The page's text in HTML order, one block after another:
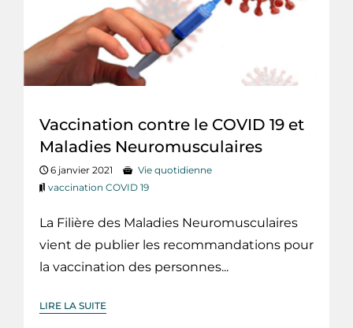
Vaccination contre le COVID 19 et
Maladies Neuromusculaires
6 janvier 2021
Vie quotidienne
vaccination COVID 19
La Filière des Maladies Neuromusculaires
vient de publier les recommandations pour
la vaccination des personnes...
LIRE LA SUITE